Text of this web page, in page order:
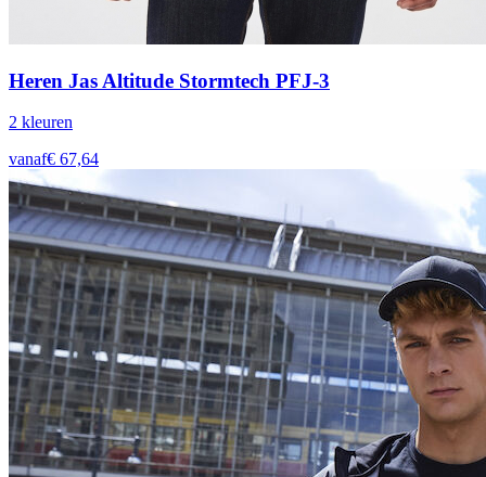
Heren Jas Altitude Stormtech PFJ-3
2 kleuren
vanaf€ 67,64